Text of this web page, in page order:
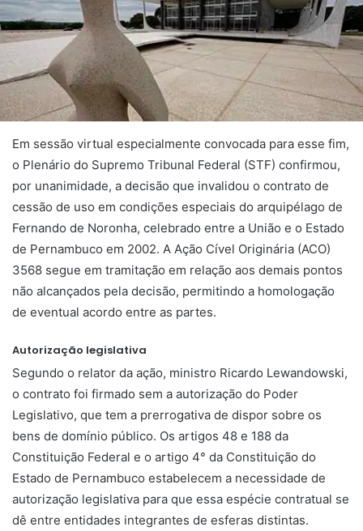
Em sessão virtual especialmente convocada para esse fim,
o Plenário do Supremo Tribunal Federal (STF) confirmou,
por unanimidade, a decisão que invalidou o contrato de
cessão de uso em condições especiais do arquipélago de
Fernando de Noronha, celebrado entre a União e o Estado
de Pernambuco em 2002. A Ação Cível Originária (ACO)
3568 segue em tramitação em relação aos demais pontos
não alcançados pela decisão, permitindo a homologação
de eventual acordo entre as partes.
Autorização legislativa
Segundo o relator da ação, ministro Ricardo Lewandowski,
o contrato foi firmado sem a autorização do Poder
Legislativo, que tem a prerrogativa de dispor sobre os
bens de domínio público. Os artigos 48 e 188 da
Constituição Federal e o artigo 4° da Constituição do
Estado de Pernambuco estabelecem a necessidade de
autorização legislativa para que essa espécie contratual se
dê entre entidades integrantes de esferas distintas.